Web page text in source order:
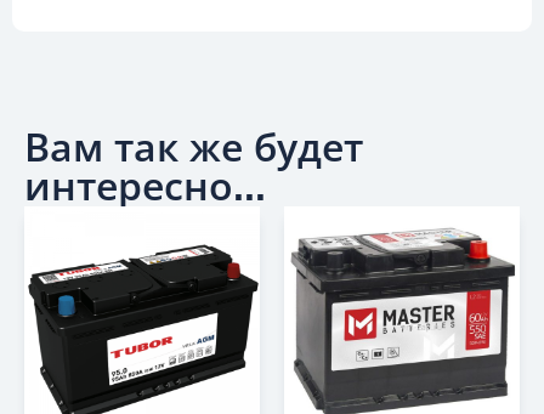
Вам так же будет
интересно...